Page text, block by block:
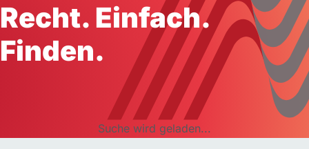
Recht. Einfach.
Finden.
Suche wird geladen...